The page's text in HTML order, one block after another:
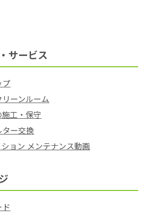
サービス
プ
ーンルーム
工・保守
ー交換
ョン メンテナンス動画